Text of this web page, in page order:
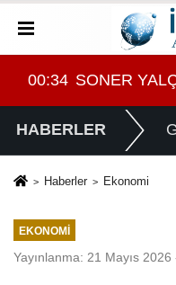
ARASINDA
08:28 Tasarruf
HABERLER
Haberler Ekonomi
EKONOMI
Yayınlanma: 21 Mayıs 2026